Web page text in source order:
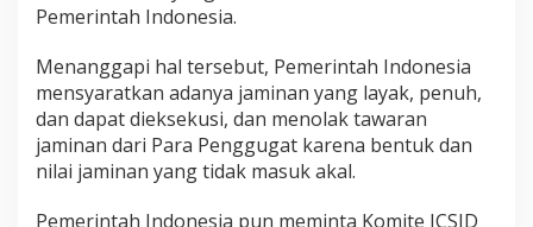
Pemerintah Indonesia.
Menanggapi hal tersebut, Pemerintah Indonesia
mensyaratkan adanya jaminan yang layak, penuh,
dan dapat dieksekusi, dan menolak tawaran
jaminan dari Para Penggugat karena bentuk dan
nilai jaminan yang tidak masuk akal.
Pemerintah Indonesia pun meminta Komite ICSID